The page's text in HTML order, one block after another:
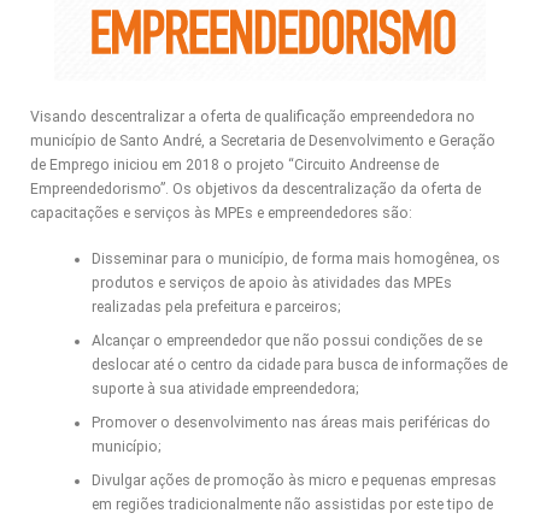
Visando descentralizar a oferta de qualificação empreendedora no
município de Santo André, a Secretaria de Desenvolvimento e Geração
de Emprego iniciou em 2018 o projeto “Circuito Andreense de
Empreendedorismo”. Os objetivos da descentralização da oferta de
capacitações e serviços às MPEs e empreendedores são:
Disseminar para o município, de forma mais homogênea, os
produtos e serviços de apoio às atividades das MPEs
realizadas pela prefeitura e parceiros;
Alcançar o empreendedor que não possui condições de se
deslocar até o centro da cidade para busca de informações de
suporte à sua atividade empreendedora;
Promover o desenvolvimento nas áreas mais periféricas do
município;
Divulgar ações de promoção às micro e pequenas empresas
em regiões tradicionalmente não assistidas por este tipo de